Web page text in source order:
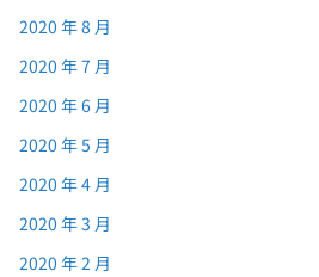
2020 年 8 月
2020 年 7 月
2020 年 6 月
2020 年 5 月
2020 年 4 月
2020 年 3 月
2020 年 2 月